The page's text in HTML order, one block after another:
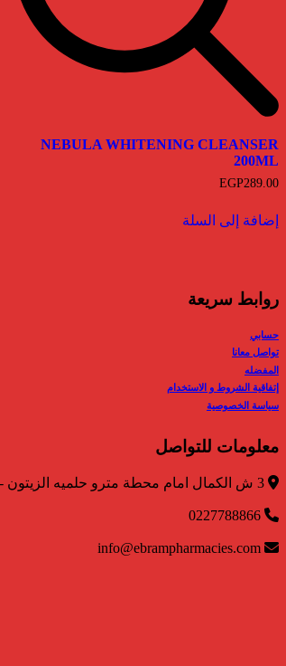
NEBULA WHITENING CLEANSER
200ML
EGP289.00
إضافة إلى السلة
روابط سريعة
حسابي
تواصل معانا
المفضله
إتفاقية الشروط و الاستخدام
سياسة الخصوصية
معلومات للتواصل